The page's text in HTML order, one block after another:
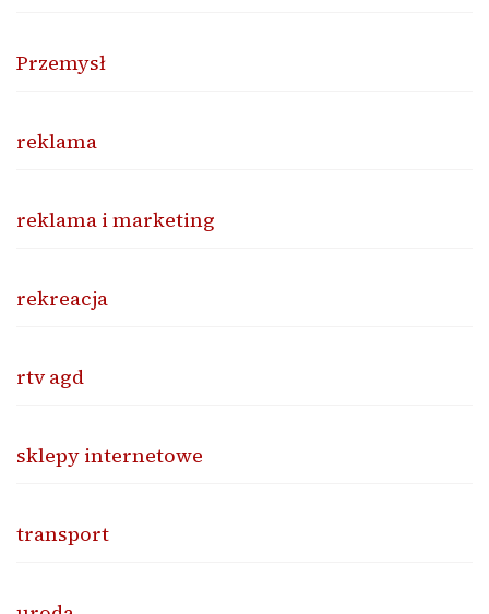
Przemysł
reklama
reklama i marketing
rekreacja
rtv agd
sklepy internetowe
transport